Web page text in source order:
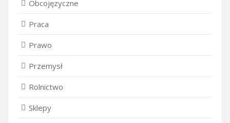
Obcojęzyczne
Praca
Prawo
Przemysł
Rolnictwo
Sklepy